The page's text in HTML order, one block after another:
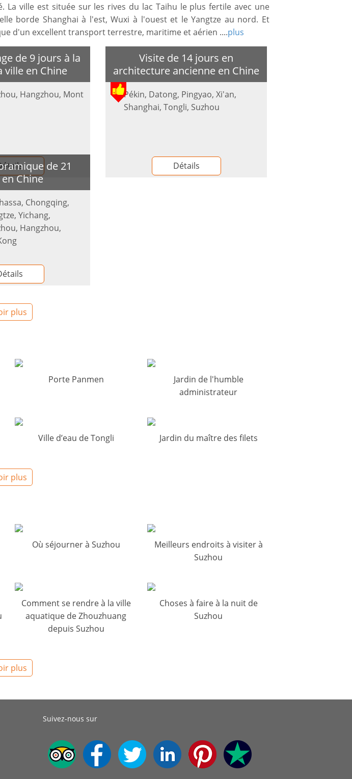
La ville est située sur les rives du lac Taihu le plus fertile avec une
borde Shanghai à l'est, Wuxi à l'ouest et le Yangtze au nord. Et
d'un excellent transport terrestre, maritime et aérien ....plus
de 9 jours à la
ville en Chine
Hangzhou, Mont
Visite de 14 jours en
architecture ancienne en Chine
Pékin, Datong, Pingyao, Xi'an,
Shanghai, Tongli, Suzhou
Détails
de 21
Chine
Chongqing,
Yichang,
Hangzhou,
plus
Porte Panmen
Jardin de l'humble
administrateur
Ville d’eau de Tongli Jardin du maître des filets
plus
Où séjourner à Suzhou
Meilleurs endroits à visiter à
Suzhou
Comment se rendre à la ville
aquatique de Zhouzhuang
depuis Suzhou
Choses à faire à la nuit de
Suzhou
plus
Suivez-nous sur